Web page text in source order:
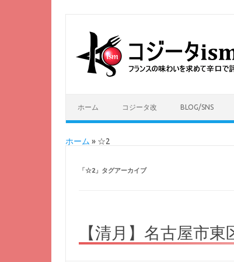
ホーム コジータ改 BLOG/SNS
ホーム » ☆2
「☆2 」タグアーカイブ
【清月】名古屋市